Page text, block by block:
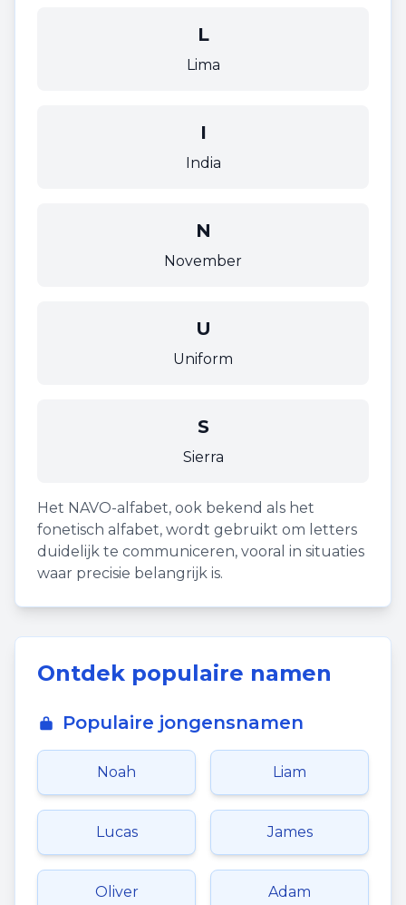
L
Lima
I
India
N
November
U
Uniform
S
Sierra
Het NAVO-alfabet, ook bekend als het
fonetisch alfabet, wordt gebruikt om letters
duidelijk te communiceren, vooral in situaties
waar precisie belangrijk is.
Ontdek populaire namen
Populaire jongensnamen
Noah Liam
Lucas James
Oliver Adam